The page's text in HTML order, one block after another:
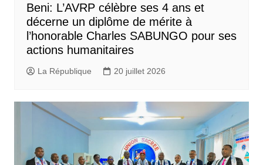
Beni: L’AVRP célèbre ses 4 ans et
décerne un diplôme de mérite à
l’honorable Charles SABUNGO pour ses
actions humanitaires
La République 20 juillet 2026